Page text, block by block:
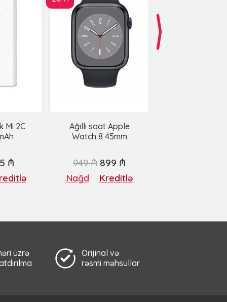
Mi 2C
Ağıllı saat Apple
Watch 8 45mm
₼ 949 ₼ 899 ₼
Nağd Kreditlə
üzrə
Orijinal və
rəsmi məhsullar